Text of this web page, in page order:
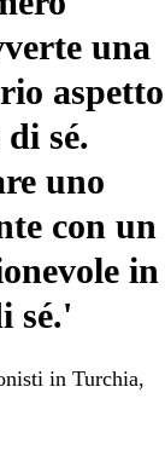
una
aspetto
sé.
uno
con un
in
sé.'
in Turchia,